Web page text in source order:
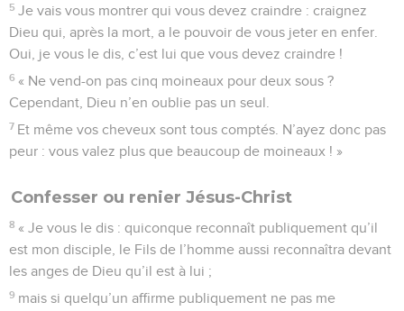
5 Je vais vous montrer qui vous devez craindre : craignez
Dieu qui, après la mort, a le pouvoir de vous jeter en enfer.
Oui, je vous le dis, c’est lui que vous devez craindre !
6 « Ne vend-on pas cinq moineaux pour deux sous ?
Cependant, Dieu n’en oublie pas un seul.
7 Et même vos cheveux sont tous comptés. N’ayez donc pas
peur : vous valez plus que beaucoup de moineaux ! »
Confesser ou renier Jésus-Christ
8 « Je vous le dis : quiconque reconnaît publiquement qu’il
est mon disciple, le Fils de l’homme aussi reconnaîtra devant
les anges de Dieu qu’il est à lui ;
9 mais si quelqu’un affirme publiquement ne pas me